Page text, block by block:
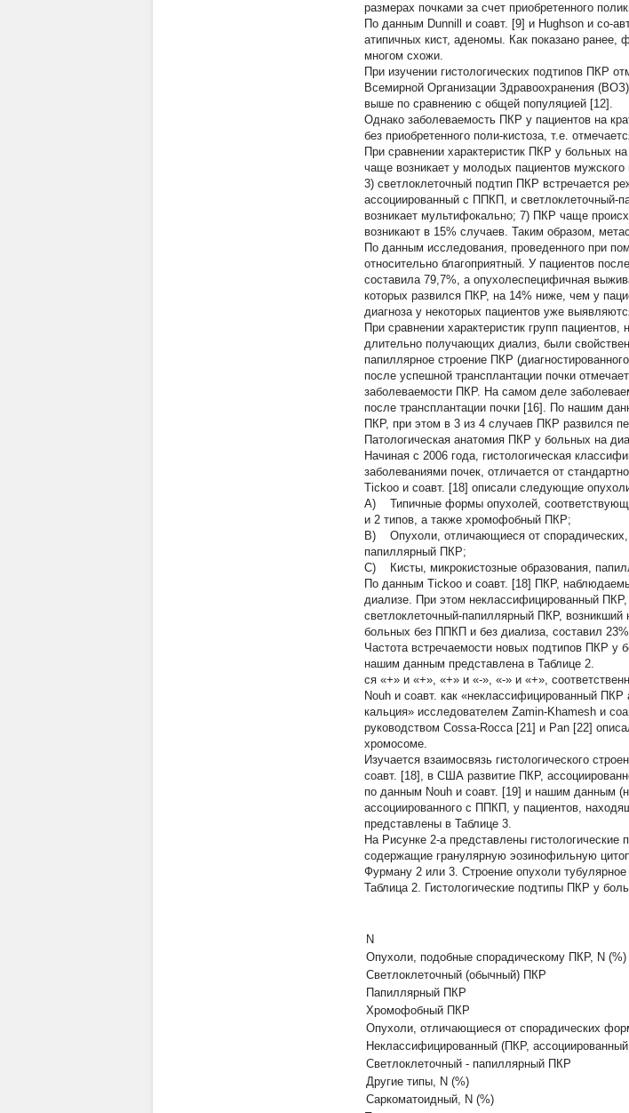
размерах почками за счет приобретенного
По данным Dunnill и соавт. [9] и Hughson и со-
атипичных кист, аденомы. Как показано ранее,
многом схожи.
При изучении гистологических подтипов ПКР
Всемирной Организации Здравоохранения
выше по сравнению с общей популяцией [12].
Однако заболеваемость ПКР у пациентов на
без приобретенного поли-кистоза, т.е.
При сравнении характеристик ПКР у больных
чаще возникает у молодых пациентов
3) светлоклеточный подтип ПКР встречается
ассоциированный с ППКП, и
возникает мультифокально; 7) ПКР чаще
возникают в 15% случаев. Таким образом,
По данным исследования, проведенного при
относительно благоприятный. У пациентов
составила 79,7%, а опухолеспецифичная
которых развился ПКР, на 14% ниже, чем у
диагноза у некоторых пациентов уже
При сравнении характеристик групп
длительно получающих диализ, были
папиллярное строение ПКР
после успешной трансплантации почки
заболеваемости ПКР. На самом деле
после трансплантации почки [16]. По нашим
ПКР, при этом в 3 из 4 случаев ПКР развился
Патологическая анатомия ПКР у больных на
Начиная с 2006 года, гистологическая
заболеваниями почек, отличается от
Tickoo и соавт. [18] описали следующие
A) Типичные формы опухолей,
и 2 типов, а также хромофобный ПКР;
B) Опухоли, отличающиеся от
папиллярный ПКР;
C) Кисты, микрокистозные образования,
По данным Tickoo и соавт. [18] ПКР,
диализе. При этом неклассифицированный
светлоклеточный-папиллярный ПКР, возникший
больных без ППКП и без диализа, составил
Частота встречаемости новых подтипов ПКР у
нашим данным представлена в Таблице 2.
ся «+» и «+», «+» и «-», «-» и «+»,
Nouh и соавт. как «неклассифицированный
кальция» исследователем Zamin-Khamesh и
руководством Cossa-Rocca [21] и Pan [22]
хромосоме.
Изучается взаимосвязь гистологического
соавт. [18], в США развитие ПКР,
по данным Nouh и соавт. [19] и нашим данным
ассоциированного с ППКП, у пациентов,
представлены в Таблице 3.
На Рисунке 2-а представлены
содержащие гранулярную эозинофильную
Фурману 2 или 3. Строение опухоли
Таблица 2. Гистологические подтипы ПКР у
N
Опухоли, подобные спорадическому ПКР, N (%)
Светлоклеточный (обычный) ПКР
Папиллярный ПКР
Хромофобный ПКР
Опухоли, отличающиеся от спорадических
Неклассифицированный (ПКР,
Светлоклеточный - папиллярный ПКР
Другие типы, N (%)
Саркоматоидный, N (%)